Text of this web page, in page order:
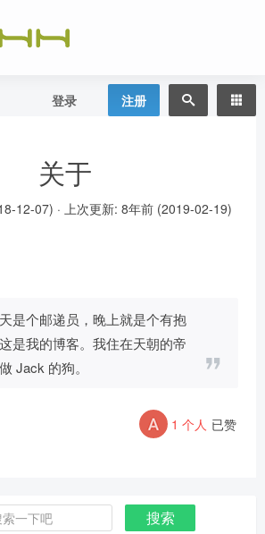
登录 注册
关于
12-07) · 上次更新: 8年前 (2019-02-19)
是个邮递员，晚上就是个有抱
是我的博客。我住在天朝的帝
Jack 的狗。
1 个人 已赞
搜索